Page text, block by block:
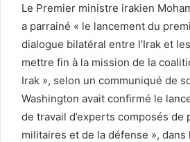
Le Premier ministre irakien
a parrainé « le lancement du
dialogue bilatéral entre l’Irak et
mettre fin à la mission de la
Irak », selon un communiqué de
Washington avait confirmé le
de travail d’experts composés
militaires et de la défense », dans